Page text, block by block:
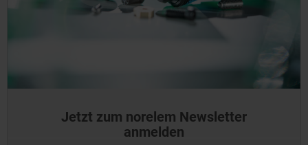
Jetzt zum norelem Newsletter
anmelden